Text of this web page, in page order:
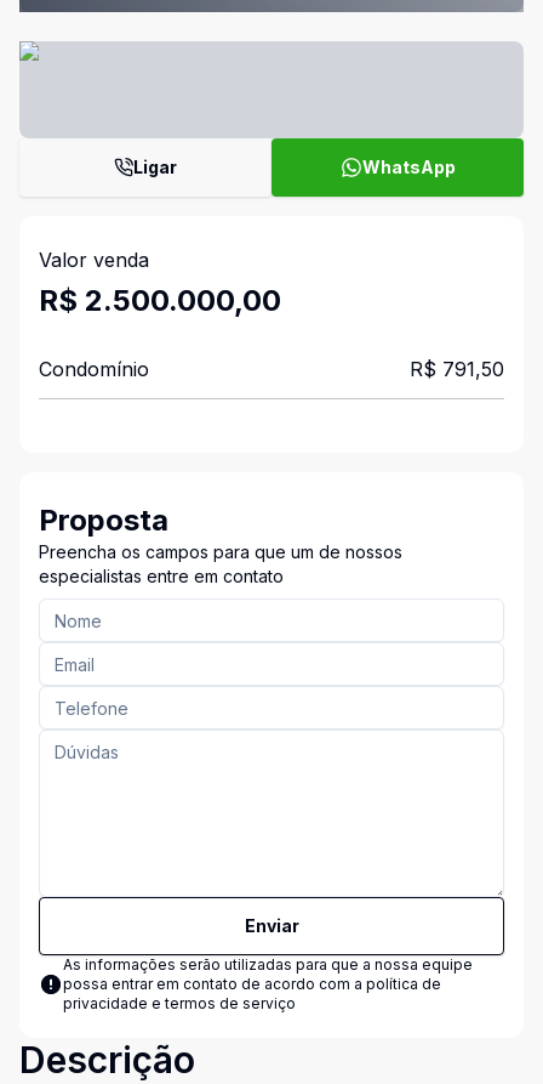
Ligar WhatsApp
Valor venda
R$ 2.500.000,00
Condomínio R$ 791,50
Proposta
Preencha os campos para que um de nossos
especialistas entre em contato
Enviar
As informações serão utilizadas para que a nossa equipe
possa entrar em contato de acordo com a política de
privacidade e termos de serviço
Descrição